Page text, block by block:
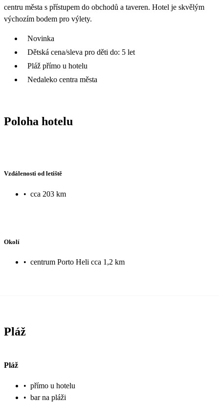
centru města s přístupem do obchodů a taveren. Hotel je skvělým
výchozím bodem pro výlety.
Novinka
Dětská cena/sleva pro děti do: 5 let
Pláž přímo u hotelu
Nedaleko centra města
Poloha hotelu
Vzdálenosti od letiště
• cca 203 km
Okolí
• centrum Porto Heli cca 1,2 km
Pláž
Pláž
• přímo u hotelu
• bar na pláži